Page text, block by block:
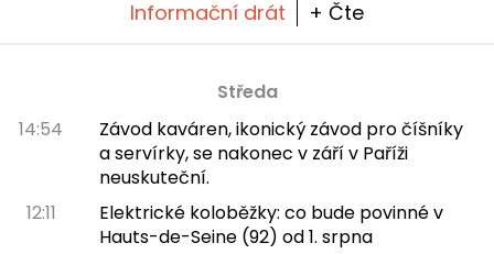
Informační drát + Čte
Středa
14:54
Závod kaváren, ikonický závod pro číšníky
a servírky, se nakonec v září v Paříži
neuskuteční.
12:11
Elektrické koloběžky: co bude povinné v
Hauts-de-Seine (92) od 1. srpna